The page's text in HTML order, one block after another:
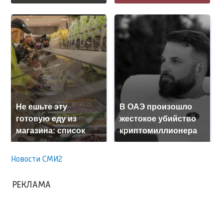
Не ешьте эту
готовую еду из
магазина: список
В ОАЭ произошло
жестокое убийство
криптомиллионера
Новости СМИ2
РЕКЛАМА